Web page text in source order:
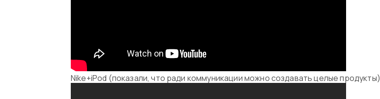
Nike+iPod (показали, что ради коммуникации можно создавать целые продукты)